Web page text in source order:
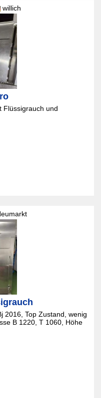
willich
Flüssigrauch und
2016, Top Zustand, wenig
B 1220, T 1060, Höhe